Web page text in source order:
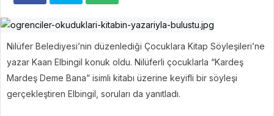
Nilüfer Belediyesi’nin düzenlediği Çocuklara Kitap Söyleşileri’ne
yazar Kaan Elbingil konuk oldu. Nilüferli çocuklarla “Kardeş
Mardeş Deme Bana” isimli kitabı üzerine keyifli bir söyleşi
gerçekleştiren Elbingil, soruları da yanıtladı.